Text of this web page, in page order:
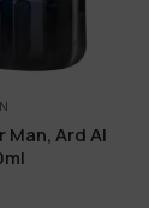
Man, Ard Al